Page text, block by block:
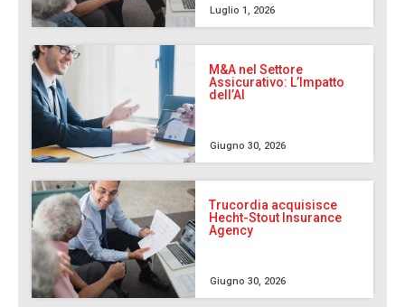
Luglio 1, 2026
M&A nel Settore
Assicurativo: L’Impatto
dell’AI
Giugno 30, 2026
Trucordia acquisisce
Hecht-Stout Insurance
Agency
Giugno 30, 2026